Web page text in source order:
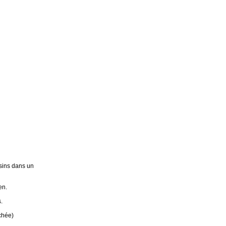
dans un